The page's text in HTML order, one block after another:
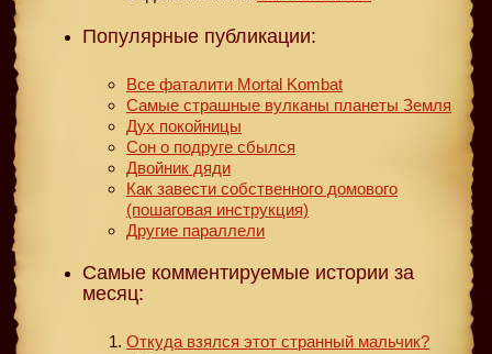
Популярные публикации:
Все фаталити Mortal Kombat
Самые страшные вулканы планеты Земля
Дух покойницы
Сон о подруге сбылся
Двойник дяди
Как завести собственного домового
(пошаговая инструкция)
Другие параллели
Самые комментируемые истории за
месяц:
Откуда взялся этот странный мальчик?